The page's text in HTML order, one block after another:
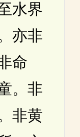
水界
亦非
命
。非
非黄